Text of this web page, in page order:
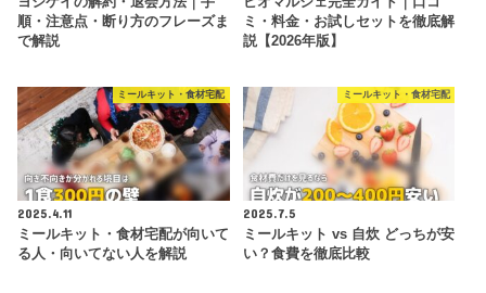
順・注意点・断り方のフレーズま
で解説
ミ・料金・お試しセットを徹底解
説【2026年版】
ミールキット・食材宅配
2025.4.11
ミールキット・食材宅配が向いて
る人・向いてない人を解説
ミールキット・食材宅配
2025.7.5
ミールキット vs 自炊 どっちが安
い？食費を徹底比較